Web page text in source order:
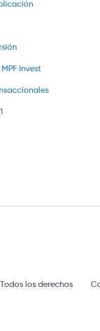
Capital Privado
Invest
& Valores
por tu asesoria
Todos los derechos